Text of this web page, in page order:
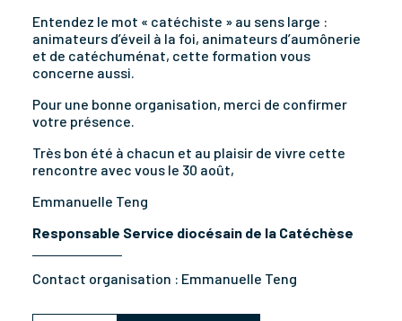
Entendez le mot « catéchiste » au sens large :
animateurs d’éveil à la foi, animateurs d’aumônerie
et de catéchuménat, cette formation vous
concerne aussi.
Pour une bonne organisation, merci de confirmer
votre présence.
Très bon été à chacun et au plaisir de vivre cette
rencontre avec vous le 30 août,
Emmanuelle Teng
Responsable Service diocésain de la Catéchèse
Contact organisation : Emmanuelle Teng